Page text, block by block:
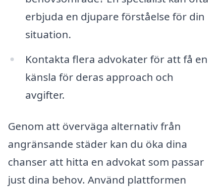
erbjuda en djupare förståelse för din
situation.
Kontakta flera advokater för att få en
känsla för deras approach och
avgifter.
Genom att överväga alternativ från
angränsande städer kan du öka dina
chanser att hitta en advokat som passar
just dina behov. Använd plattformen